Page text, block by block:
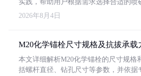
实践，帮助用户根据需求选择合适的喷
2026年8月4日
M20化学锚栓尺寸规格及抗拔承载
本文详细解析M20化学锚栓的尺寸规格
括螺杆直径、钻孔尺寸等参数，并依据